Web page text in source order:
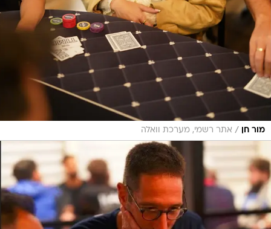
מור חן / אתר רשמי, מערכת וואלה